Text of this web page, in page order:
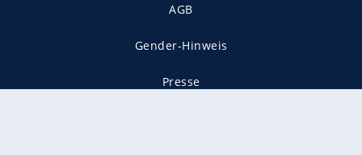
AGB
Gender-Hinweis
Presse